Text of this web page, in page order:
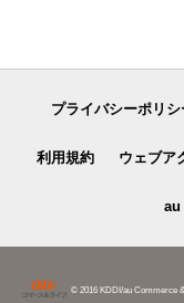
プライバシーポリシ
利用規約 ウェブア
au
© 2016 KDDI/au Commerce